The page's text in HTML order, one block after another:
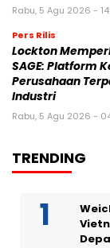
Rabu, 5 Agu 2026 -
Pers Rilis
Lockton
SAGE: Platform
Perusahaan
Industri
Rabu, 5 Agu 2026 -
TRENDING